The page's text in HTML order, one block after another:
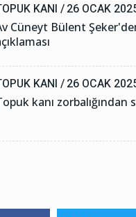
KANI /26 OCAK
Cüneyt Bülent
KANI /26 OCAK
kanı zorbalığından